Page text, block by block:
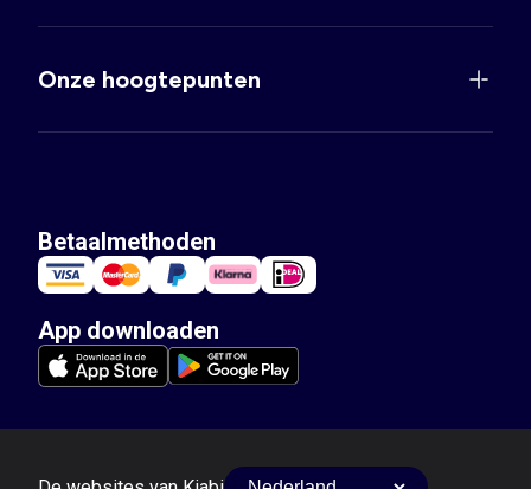
Onze hoogtepunten
Betaalmethoden
App downloaden